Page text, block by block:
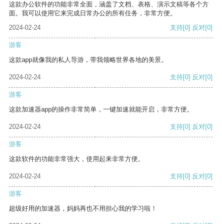
这款办公软件的功能非常全面，涵盖了文档、表格、演示文稿等各个方
面。我可以使用它来完成日常办公的所有任务，非常方便。
2024-02-24
支持[0] 反对[0]
游客
这款app就像我的私人导游，带我领略世界各地的美景。
2024-02-24 支持[0] 反对[0]
游客
这款加速器app的操作非常简单，一键加速就能开启，非常方便。
2024-02-24 支持[0] 反对[0]
游客
这款软件的功能非常强大，使用起来非常方便。
2024-02-24 支持[0] 反对[0]
游客
超级好用的加速器，妈妈再也不用担心我的学习啦！